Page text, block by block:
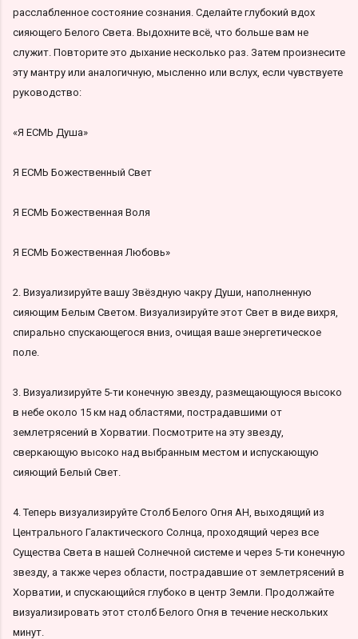
расслабленное состояние сознания. Сделайте глубокий вдох
сияющего Белого Света. Выдохните всё, что больше вам не
служит. Повторите это дыхание несколько раз. Затем произнесите
эту мантру или аналогичную, мысленно или вслух, если чувствуете
руководство:
«Я ЕСМЬ Душа»
Я ЕСМЬ Божественный Свет
Я ЕСМЬ Божественная Воля
Я ЕСМЬ Божественная Любовь»
2. Визуализируйте вашу Звёздную чакру Души, наполненную
сияющим Белым Светом. Визуализируйте этот Свет в виде вихря,
спирально спускающегося вниз, очищая ваше энергетическое
поле.
3. Визуализируйте 5-ти конечную звезду, размещающуюся высоко
в небе около 15 км над областями, пострадавшими от
землетрясений в Хорватии. Посмотрите на эту звезду,
сверкающую высоко над выбранным местом и испускающую
сияющий Белый Свет.
4. Теперь визуализируйте Столб Белого Огня АН, выходящий из
Центрального Галактического Солнца, проходящий через все
Существа Света в нашей Солнечной системе и через 5-ти конечную
звезду, а также через области, пострадавшие от землетрясений в
Хорватии, и спускающийся глубоко в центр Земли. Продолжайте
визуализировать этот столб Белого Огня в течение нескольких
минут.